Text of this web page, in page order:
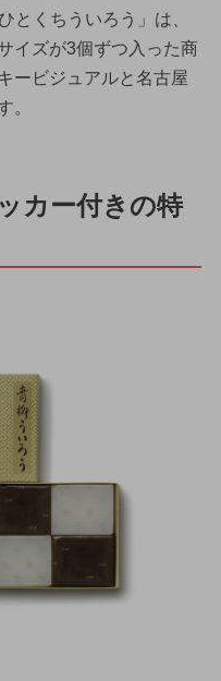
とくちういろう」は、
イズが3個ずつ入った商
ービジュアルと名古屋
。
カー付きの特